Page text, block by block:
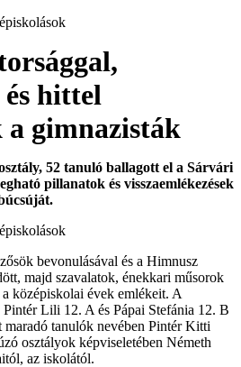
hittel
a gimnazisták
52 tanuló ballagott el a Sárvári
pillanatok és visszaemlékezések
bevonulásával és a Himnusz
majd szavalatok, énekkari műsorok
középiskolai évek emlékeit. A
Lili 12. A és Pápai Stefánia 12. B
maradó tanulók nevében Pintér Kitti
osztályok képviseletében Németh
az iskolától.